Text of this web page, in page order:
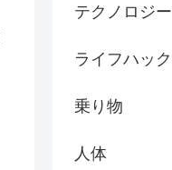
テクノロジー
ライフハック
乗り物
人体